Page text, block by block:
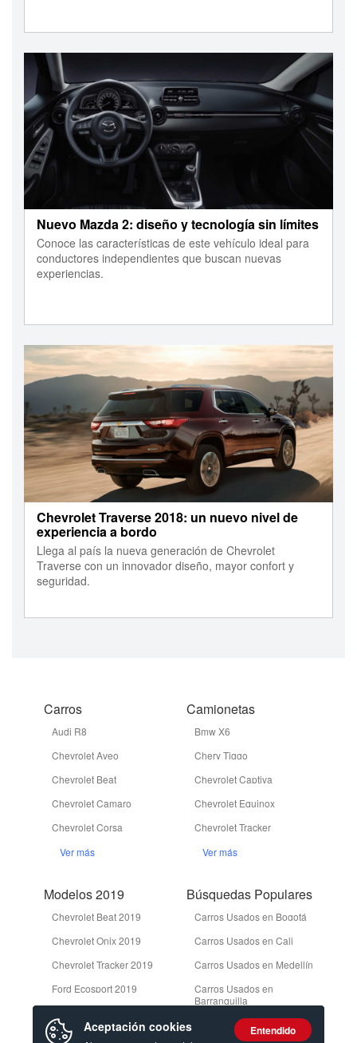
Nuevo Mazda 2: diseño y tecnología sin límites
Conoce las características de este vehículo ideal para
conductores independientes que buscan nuevas
experiencias.
Chevrolet Traverse 2018: un nuevo nivel de
experiencia a bordo
Llega al país la nueva generación de Chevrolet
Traverse con un innovador diseño, mayor confort y
seguridad.
Carros
Audi R8
Chevrolet Aveo
Chevrolet Beat
Chevrolet Camaro
Chevrolet Corsa
Ver más
Camionetas
Bmw X6
Chery Tiggo
Chevrolet Captiva
Chevrolet Equinox
Chevrolet Tracker
Ver más
Modelos 2019
Chevrolet Beat 2019
Chevrolet Onix 2019
Chevrolet Tracker 2019
Ford Ecosport 2019
Ver más
Búsquedas Populares
Carros Usados en Bogotá
Carros Usados en Cali
Carros Usados en Medellín
Carros Usados en
Barranquilla
Camionetas Usadas en
Aceptación cookies Entendido